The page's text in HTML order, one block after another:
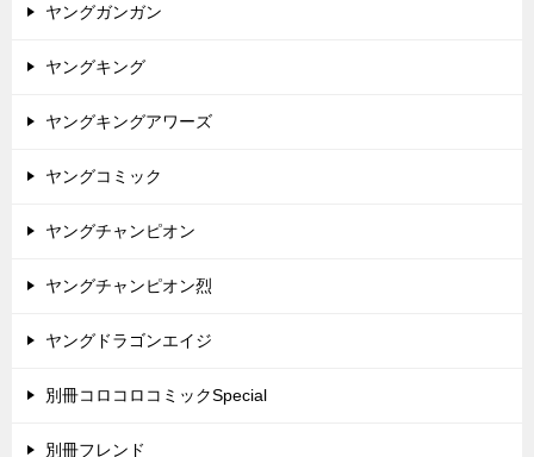
ヤングガンガン
ヤングキング
ヤングキングアワーズ
ヤングコミック
ヤングチャンピオン
ヤングチャンピオン烈
ヤングドラゴンエイジ
別冊コロコロコミックSpecial
別冊フレンド